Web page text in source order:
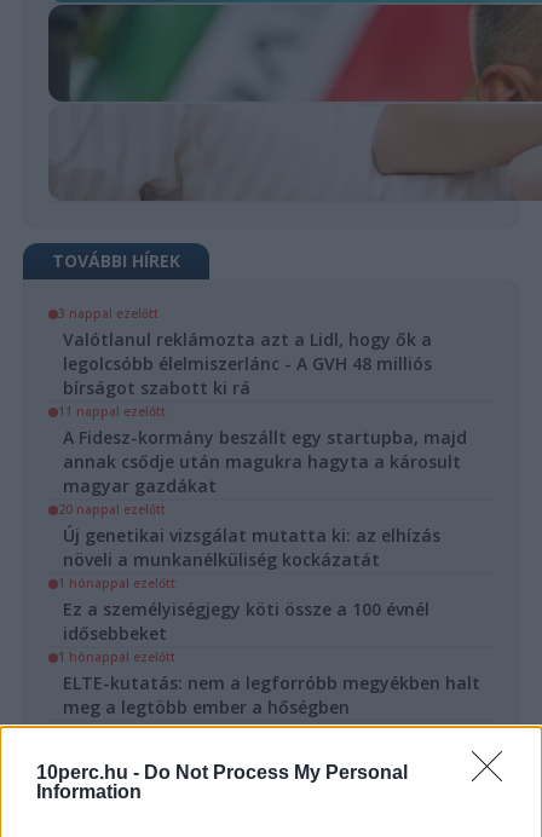
10perc.hu - Do Not Process My Personal
Information
TOVÁBBI HÍREK
3 nappal ezelőtt
Valótlanul reklámozta azt a Lidl, hogy ők a
legolcsóbb élelmiszerlánc - A GVH 48 milliós
bírságot szabott ki rá
11 nappal ezelőtt
A Fidesz-kormány beszállt egy startupba, majd
annak csődje után magukra hagyta a károsult
magyar gazdákat
20 nappal ezelőtt
Új genetikai vizsgálat mutatta ki: az elhízás
növeli a munkanélküliség kockázatát
1 hónappal ezelőtt
Ez a személyiségjegy köti össze a 100 évnél
idősebbeket
1 hónappal ezelőtt
ELTE-kutatás: nem a legforróbb megyékben halt
meg a legtöbb ember a hőségben